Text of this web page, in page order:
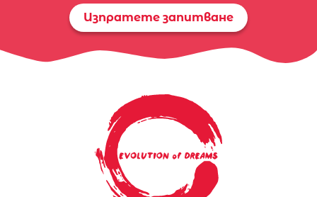
Изпратете запитване